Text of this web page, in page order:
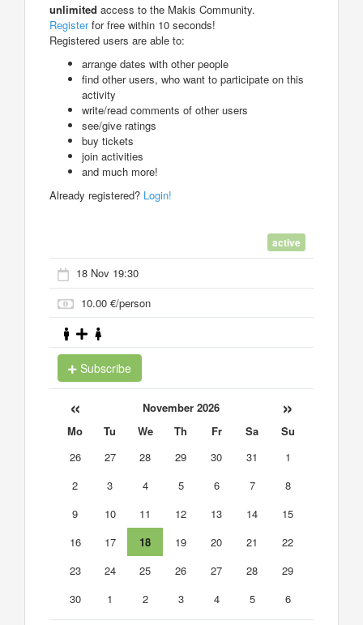
unlimited access to the Makis Community.
Registerfor free within 10 seconds!
Registered users are able to:
arrange dates with other people
find other users, who want to participate on this
activity
write/read comments of other users
see/give ratings
buy tickets
join activities
and much more!
Already registered? Login!
active
18 Nov 19:30
10.00 €/person
Subscribe
« November 2026 »
Mo Tu We Th Fr Sa
Su
26
27 28 29 30 31
1
2
3 4 5 6 7
8
9
10 11 12 13 14
15
16
17 18 19 20 21
22
23
24 25 26 27 28
29
30
1 2 3 4 5 6